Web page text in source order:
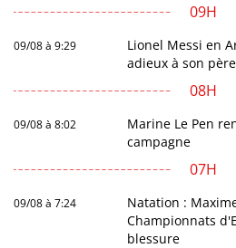
09H
09/08 à 9:29
Lionel Messi en
adieux à son
08H
09/08 à 8:02
Marine Le Pen
campagne
07H
09/08 à 7:24
Natation :
Championnats
blessure